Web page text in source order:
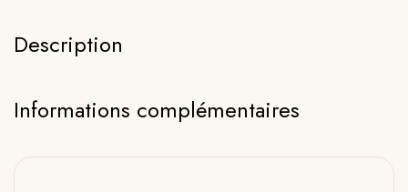
Description
Informations complémentaires